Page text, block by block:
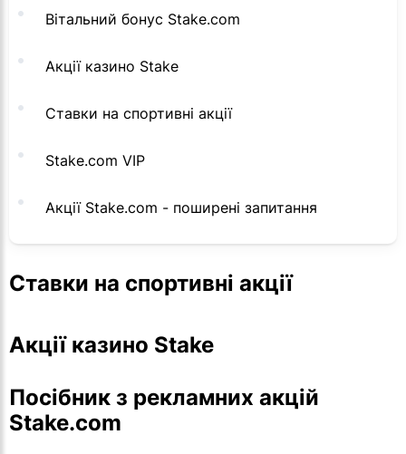
Вітальний бонус Stake.com
Акції казино Stake
Ставки на спортивні акції
Stake.com VIP
Акції Stake.com - поширені запитання
Ставки на спортивні акції
Акції казино Stake
Посібник з рекламних акцій
Stake.com